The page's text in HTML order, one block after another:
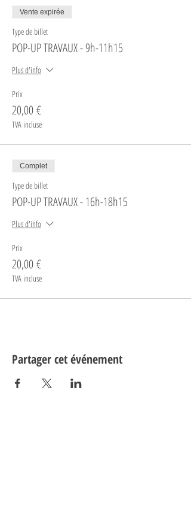
Vente expirée
Type de billet
POP-UP TRAVAUX - 9h-11h15
Plus d'info
Prix
20,00 €
TVA incluse
Complet
Type de billet
POP-UP TRAVAUX - 16h-18h15
Plus d'info
Prix
20,00 €
TVA incluse
Partager cet événement